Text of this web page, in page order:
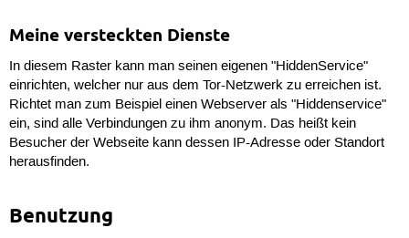
Meine versteckten Dienste
In diesem Raster kann man seinen eigenen "HiddenService"
einrichten, welcher nur aus dem Tor-Netzwerk zu erreichen ist.
Richtet man zum Beispiel einen Webserver als "Hiddenservice"
ein, sind alle Verbindungen zu ihm anonym. Das heißt kein
Besucher der Webseite kann dessen IP-Adresse oder Standort
herausfinden.
Benutzung